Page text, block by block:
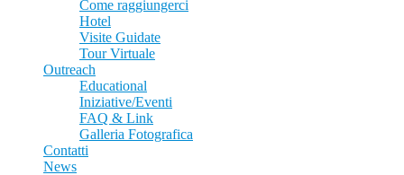
Come raggiungerci
Hotel
Visite Guidate
Tour Virtuale
Outreach
Educational
Iniziative/Eventi
FAQ & Link
Galleria Fotografica
Contatti
News